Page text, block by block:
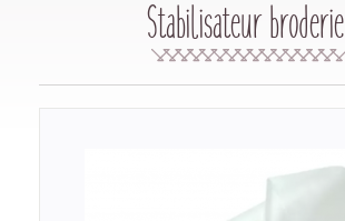
Stabilisateur broderie